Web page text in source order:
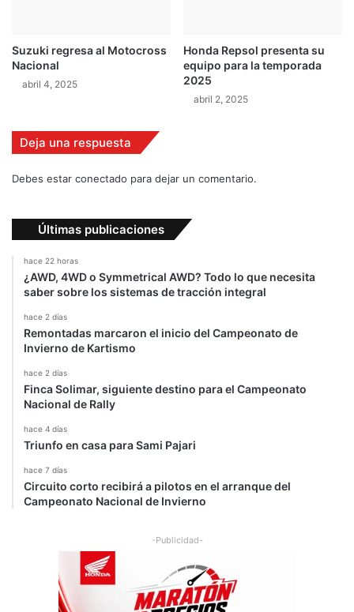
a
u
a
b
n
v
e
r
Suzuki regresa al Motocross
Nacional
abril 4, 2025
Honda Repsol presenta su
equipo para la temporada
2025
abril 2, 2025
Deja una respuesta
Debes estar conectado para dejar un comentario.
Últimas publicaciones
hace 22 horas
¿AWD, 4WD o Symmetrical AWD? Todo lo que necesita
saber sobre los sistemas de tracción integral
hace 2 días
Remontadas marcaron el inicio del Campeonato de
Invierno de Kartismo
hace 2 días
Finca Solimar, siguiente destino para el Campeonato
Nacional de Rally
hace 4 días
Triunfo en casa para Sami Pajari
hace 7 días
Circuito corto recibirá a pilotos en el arranque del
Campeonato Nacional de Invierno
-Publicidad-